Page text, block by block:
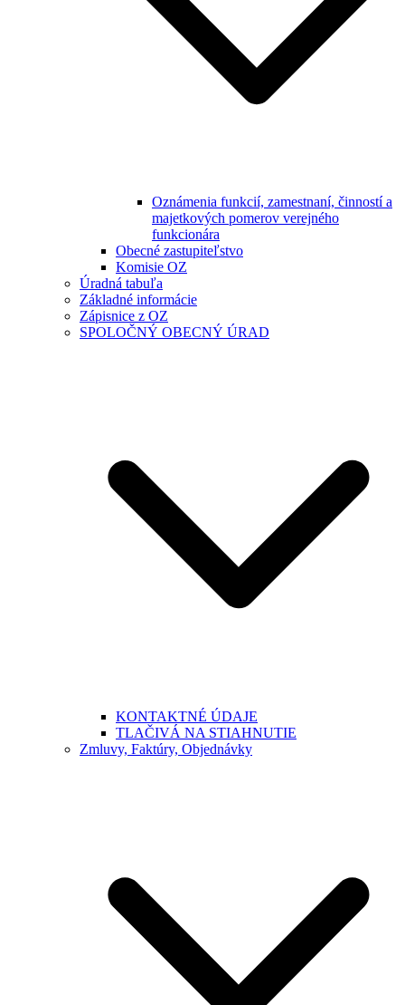
Oznámenia funkcií, zamestnaní, činností a
majetkových pomerov verejného
funkcionára
Obecné zastupiteľstvo
Komisie OZ
Úradná tabuľa
Základné informácie
Zápisnice z OZ
SPOLOČNÝ OBECNÝ ÚRAD
KONTAKTNÉ ÚDAJE
TLAČIVÁ NA STIAHNUTIE
Zmluvy, Faktúry, Objednávky